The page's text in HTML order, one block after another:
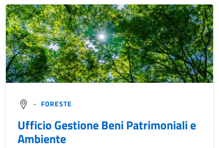
- FORESTE
Ufficio Gestione Beni Patrimoniali e
Ambiente